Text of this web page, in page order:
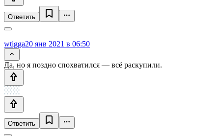
Ответить
wtigga20 янв 2021 в 06:50
Да, но я поздно спохватился — всё раскупили.
Ответить